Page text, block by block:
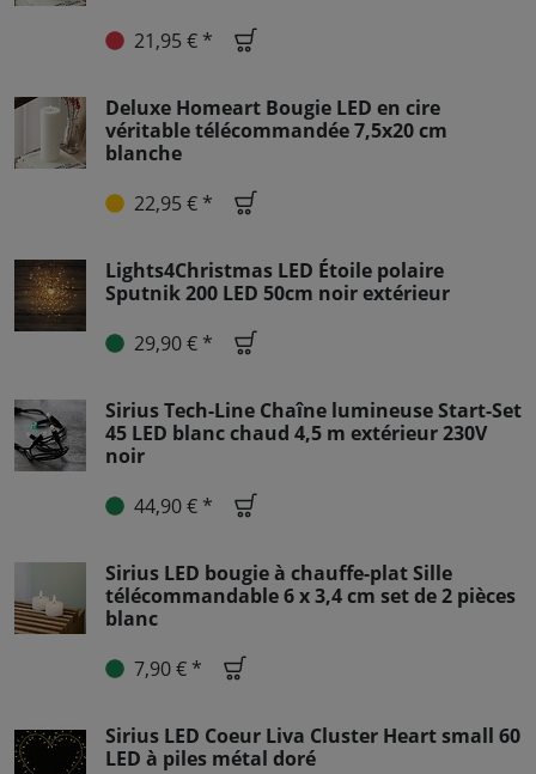
21,95 € *
Deluxe Homeart Bougie LED en cire
véritable télécommandée 7,5x20 cm
blanche
22,95 € *
Lights4Christmas LED Étoile polaire
Sputnik 200 LED 50cm noir extérieur
29,90 € *
Sirius Tech-Line Chaîne lumineuse Start-Set
45 LED blanc chaud 4,5 m extérieur 230V
noir
44,90 € *
Sirius LED bougie à chauffe-plat Sille
télécommandable 6 x 3,4 cm set de 2 pièces
blanc
7,90 € *
Sirius LED Coeur Liva Cluster Heart small 60
LED à piles métal doré